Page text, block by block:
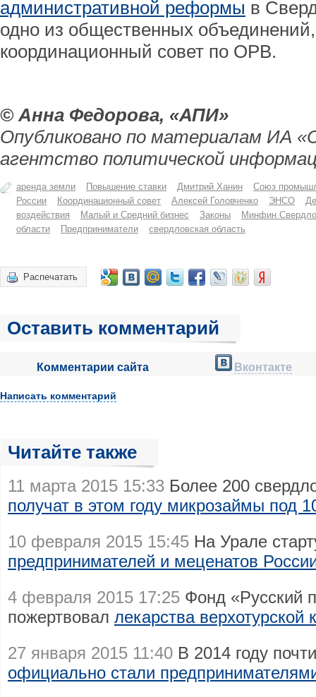
административной реформы в
одно из общественных
координационный совет по ОРВ.
© Анна Федорова, «АПИ»
Опубликовано по материалам ИА
агентство политической
аренда земли Повышение ставки Дмитрий Ханин
Союз
России
Координационный совет Алексей Головченко ЭНСО
воздействия
Малый и Средний бизнес Законы
Минфин
области
Предприниматели свердловская область
Распечатать
Оставить комментарий
Комментарии сайта Вконтакте
Написать комментарий
Читайте также
11 марта 2015 15:33 Более 200
получат в этом году микрозаймы под
10 февраля 2015 15:45 На Урале
предпринимателей и меценатов
4 февраля 2015 17:25 Фонд «Русский
пожертвовал лекарства верхотурской
27 января 2015 11:40 В 2014 году
официально стали